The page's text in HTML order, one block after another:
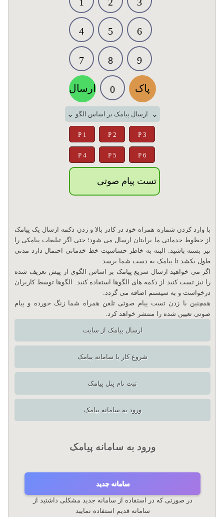
1 2 3
4 5 6
7 8 9
ارسال 0 پاک
ارسال پیامک بر اساس الگو
P 1 P 2 P 3
P 4 P 5 P 6
تست پیام صوتی
با وارد کردن شماره همراه خود در کادر بالا و زدن دکمه ارسال یک پیامک
از خطوط خدماتی ما برایتان ارسال می شود؛ حتی اگر تبلیغات پیامکی را
نیز بسته باشید. البته به خاطر حساسیت خط خدماتی احتمال دارد مدتی
طول بکشد تا پیامک به دست شما برسد.
اگر می خواهید ارسال سریع پیامک بر اساس الگوی از پیش تعریف شده
را نیز تست کنید از دکمه های الگوها استفاده کنید. الگوها توسط کاربران
درخواست و به سیستم اضافه می گردد.
همچنین با زدن تست پیام صوتی تلفن همراه شما زنگ خورده و پیام
صوتی تعیین شده را منتشر خواهد کرد.
ارسال پیامک از سایت
شروع کار با سامانه پیامک
ثبت نام پنل پیامک
ورود به سامانه پیامک
ورود به سامانه پیامک
سامانه جدید
در صورتی که در استفاده از سامانه جدید مشکلی داشتید از
سامانه قدیم استفاده نمایید